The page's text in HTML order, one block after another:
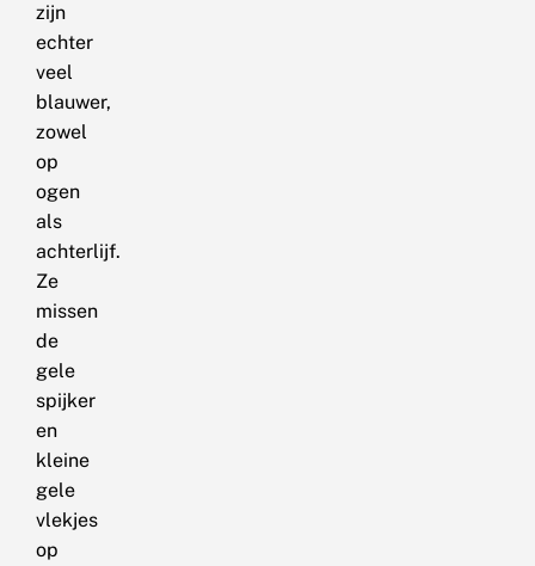
zijn
echter
veel
blauwer,
zowel
op
ogen
als
achterlijf.
Ze
missen
de
gele
spijker
en
kleine
gele
vlekjes
op